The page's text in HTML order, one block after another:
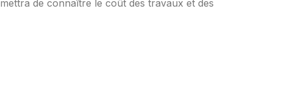
de connaître le coût des travaux et des